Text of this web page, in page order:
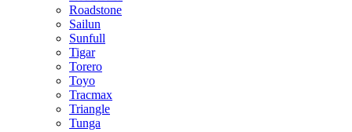
Roadstone
Sailun
Sunfull
Tigar
Torero
Toyo
Tracmax
Triangle
Tunga